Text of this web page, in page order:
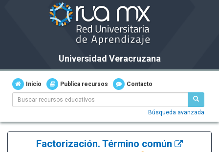
Universidad Veracruzana
Inicio Publica recursos Contacto
Búsqueda avanzada
Factorización. Término común